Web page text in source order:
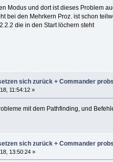
Modus und dort ist dieses Problem
bei den Mehrkern Proz. ist schon
die in den Start löchern steht
sich zurück + Commander
11:54:12 »
mit dem Pathfinding, und
sich zurück + Commander
13:50:24 »